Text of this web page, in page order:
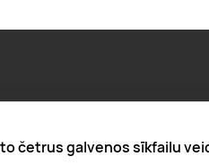
četrus galvenos sīkfailu